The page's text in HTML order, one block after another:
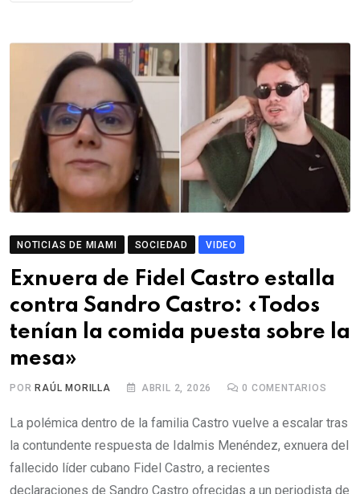
NOTICIAS DE MIAMI SOCIEDAD VIDEO
Exnuera de Fidel Castro estalla
contra Sandro Castro: «Todos
tenían la comida puesta sobre la
mesa»
POR RAÚL MORILLA ABRIL 2, 2026 0 COMENTARIOS
La polémica dentro de la familia Castro vuelve a escalar tras
la contundente respuesta de Idalmis Menéndez, exnuera del
fallecido líder cubano Fidel Castro, a recientes
declaraciones de Sandro Castro ofrecidas a un periodista de